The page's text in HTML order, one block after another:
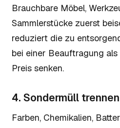
Brauchbare Möbel,
Sammlerstücke zuerst
reduziert die zu
bei einer Beauftragung
Preis senken.
4. Sondermüll trennen
Farben, Chemikalien,